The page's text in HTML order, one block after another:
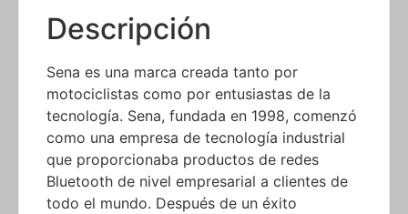
Descripción
Sena es una marca creada tanto por
motociclistas como por entusiastas de la
tecnología. Sena, fundada en 1998, comenzó
como una empresa de tecnología industrial
que proporcionaba productos de redes
Bluetooth de nivel empresarial a clientes de
todo el mundo. Después de un éxito